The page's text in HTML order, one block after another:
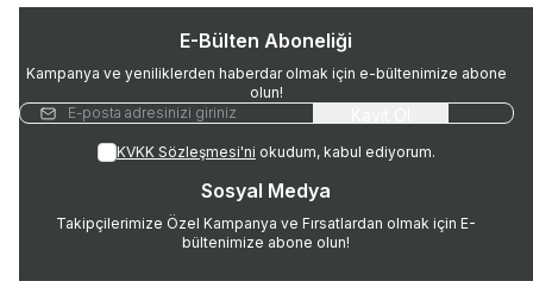
E-Bülten Aboneliği
Kampanya ve yeniliklerden haberdar olmak için e-bültenimize abone
olun!
KVKK Sözleşmesi'ni okudum, kabul ediyorum.
Sosyal Medya
Takipçilerimize Özel Kampanya ve Fırsatlardan olmak için E-
bültenimize abone olun!